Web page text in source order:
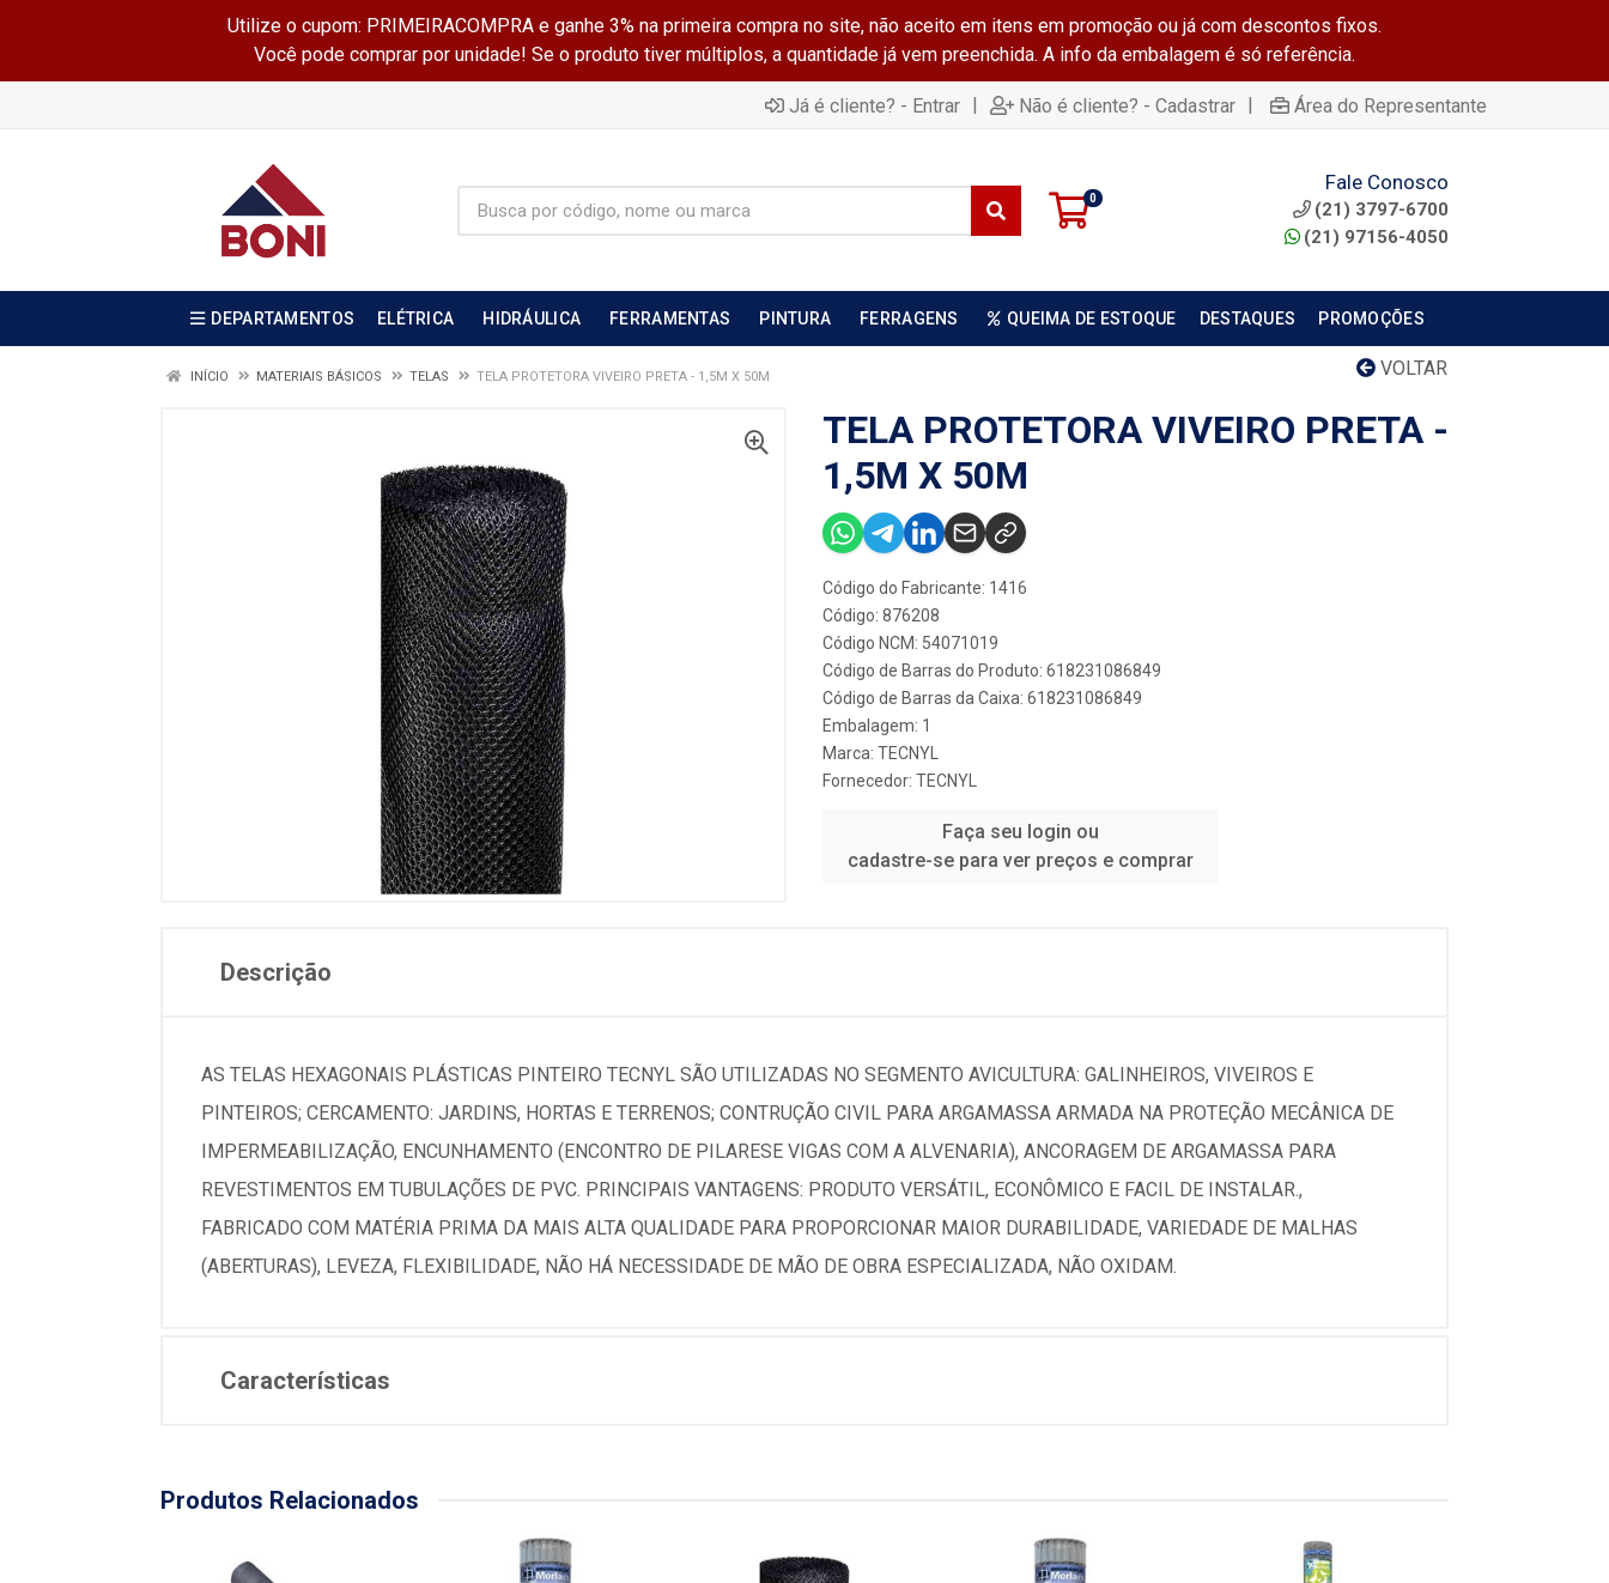
Utilize o cupom: PRIMEIRACOMPRA e ganhe 3% na primeira compra no site, não aceito em itens em promoção ou já com descontos fixos.
Você pode comprar por unidade! Se o produto tiver múltiplos, a quantidade já vem preenchida. A info da embalagem é só referência.
Já é cliente? - Entrar | Não é cliente? - Cadastrar | Área do Representante
0
Fale Conosco
(21) 3797-6700
(21) 97156-4050
DEPARTAMENTOS ELÉTRICA HIDRÁULICA FERRAMENTAS PINTURA FERRAGENS QUEIMA DE ESTOQUE DESTAQUES PROMOÇÕES
VOLTAR
INÍCIO MATERIAIS BÁSICOS TELAS TELA PROTETORA VIVEIRO PRETA - 1,5M X 50M
TELA PROTETORA VIVEIRO PRETA -
1,5M X 50M
Código do Fabricante: 1416
Código: 876208
Código NCM: 54071019
Código de Barras do Produto: 618231086849
Código de Barras da Caixa: 618231086849
Embalagem: 1
Marca: TECNYL
Fornecedor: TECNYL
Faça seu login ou
cadastre-se para ver preços e comprar
Descrição
AS TELAS HEXAGONAIS PLÁSTICAS PINTEIRO TECNYL SÃO UTILIZADAS NO SEGMENTO AVICULTURA: GALINHEIROS, VIVEIROS E
PINTEIROS; CERCAMENTO: JARDINS, HORTAS E TERRENOS; CONTRUÇÃO CIVIL PARA ARGAMASSA ARMADA NA PROTEÇÃO MECÂNICA DE
IMPERMEABILIZAÇÃO, ENCUNHAMENTO (ENCONTRO DE PILARESE VIGAS COM A ALVENARIA), ANCORAGEM DE ARGAMASSA PARA
REVESTIMENTOS EM TUBULAÇÕES DE PVC. PRINCIPAIS VANTAGENS: PRODUTO VERSÁTIL, ECONÔMICO E FACIL DE INSTALAR.,
FABRICADO COM MATÉRIA PRIMA DA MAIS ALTA QUALIDADE PARA PROPORCIONAR MAIOR DURABILIDADE, VARIEDADE DE MALHAS
(ABERTURAS), LEVEZA, FLEXIBILIDADE, NÃO HÁ NECESSIDADE DE MÃO DE OBRA ESPECIALIZADA, NÃO OXIDAM.
Características
Produtos Relacionados